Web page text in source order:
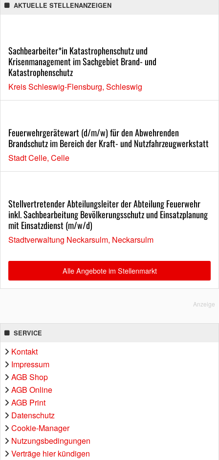
AKTUELLE STELLENANZEIGEN
Sachbearbeiter*in Katastrophenschutz und
Krisenmanagement im Sachgebiet Brand- und
Katastrophenschutz
Kreis Schleswig-Flensburg, Schleswig
Feuerwehrgerätewart (d/m/w) für den Abwehrenden
Brandschutz im Bereich der Kraft- und Nutzfahrzeugwerkstatt
Stadt Celle, Celle
Stellvertretender Abteilungsleiter der Abteilung Feuerwehr
inkl. Sachbearbeitung Bevölkerungsschutz und Einsatzplanung
mit Einsatzdienst (m/w/d)
Stadtverwaltung Neckarsulm, Neckarsulm
Alle Angebote im Stellenmarkt
Anzeige
SERVICE
Kontakt
Impressum
AGB Shop
AGB Online
AGB Print
Datenschutz
Cookie-Manager
Nutzungsbedingungen
Verträge hier kündigen